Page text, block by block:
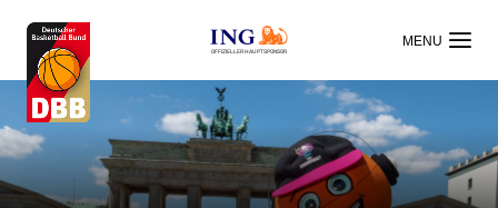
OFFIZIELLER HAUPTSPONSOR